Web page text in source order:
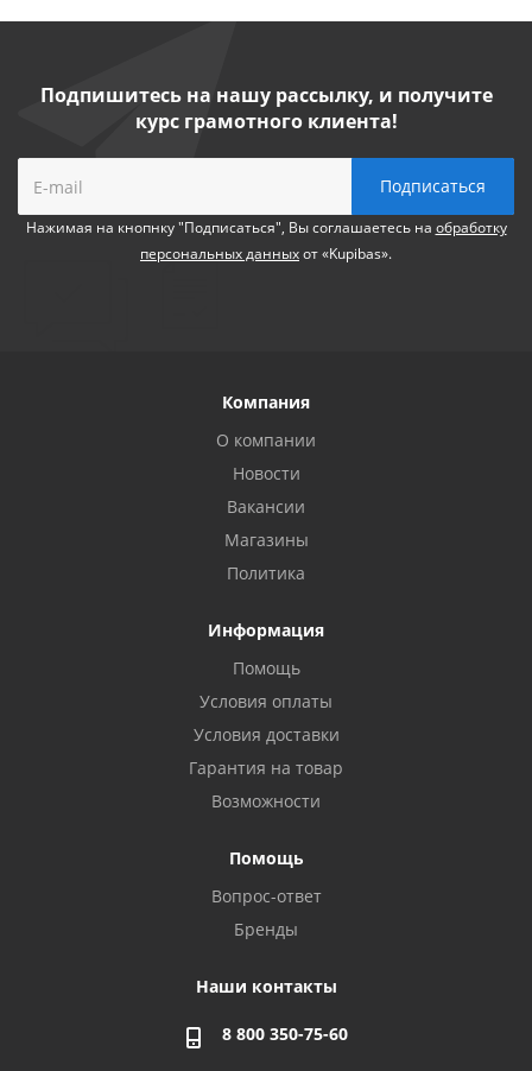
Подпишитесь на нашу рассылку, и получите
курс грамотного клиента!
Нажимая на кнопнку "Подписаться", Вы соглашаетесь на обработку
персональных данныхот «Kupibas».
Компания
О компании
Новости
Вакансии
Магазины
Политика
Информация
Помощь
Условия оплаты
Условия доставки
Гарантия на товар
Возможности
Помощь
Вопрос-ответ
Бренды
Наши контакты
8 800 350-75-60